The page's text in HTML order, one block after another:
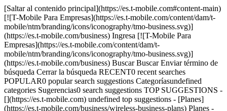
[Saltar al contenido principal](https://es.t-mobile.com#content-main)
[![T-Mobile Para Empresas](https://es.t-mobile.com/content/dam/t-
mobile/ntm/branding/icons/iconography/tmo-business.svg)]
(https://es.t-mobile.com/business) Ingresa [![T-Mobile Para
Empresas](https://es.t-mobile.com/content/dam/t-
mobile/ntm/branding/icons/iconography/tmo-business.svg)]
(https://es.t-mobile.com/business) Buscar Buscar Enviar término de
búsqueda Cerrar la búsqueda RECENT0 recent searches
POPULAR0 popular search suggestions Categoríasundefined
categories Sugerencias0 search suggestions TOP SUGGESTIONS -
[](https://es.t-mobile.com) undefined top suggestions - [Planes]
(https://es.t-mobile.com/business/wireless-business-plans) Planes -